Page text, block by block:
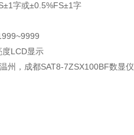
字或±0.5%FS±1字
度LCD显示
州，成都SAT8-7ZSX100BF数显仪